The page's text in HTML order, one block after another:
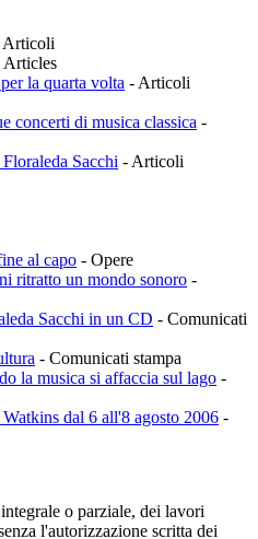
Articoli
Articles
la quarta volta - Articoli
concerti di musica classica -
Sacchi - Articoli
al capo - Opere
ritratto un mondo sonoro -
Sacchi in un CD - Comunicati
- Comunicati stampa
la musica si affaccia sul lago -
dal 6 all'8 agosto 2006 -
o parziale, dei lavori
l'autorizzazione scritta dei